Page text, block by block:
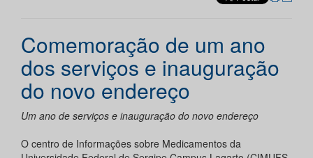
Comemoração de um ano
dos serviços e inauguração
do novo endereço
Um ano de serviços e inauguração do novo endereço
O centro de Informações sobre Medicamentos da